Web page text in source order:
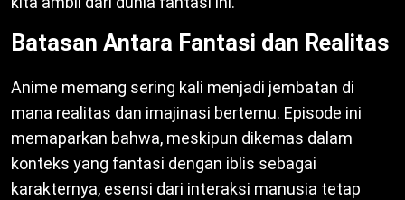
Batasan Antara Fantasi dan Realitas
Anime memang sering kali menjadi jembatan di
mana realitas dan imajinasi bertemu. Episode ini
memaparkan bahwa, meskipun dikemas dalam
konteks yang fantasi dengan iblis sebagai
karakternya, esensi dari interaksi manusia tetap